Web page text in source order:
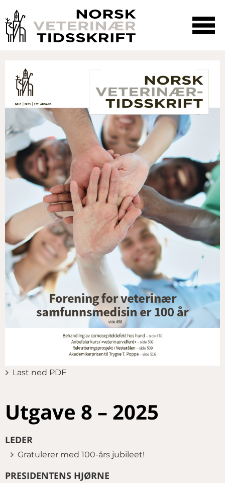
☰
Last ned PDF
Utgave 8 – 2025
LEDER
Gratulerer med 100-års jubileet!
PRESIDENTENS HJØRNE